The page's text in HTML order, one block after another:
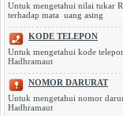
Untuk mengetahui nilai tukar
terhadap mata uang asing
KODE TELEPON
Untuk mengetahui kode
Hadhramaut
NOMOR DARURAT
Untuk mengetahui nomor
Hadhramaut